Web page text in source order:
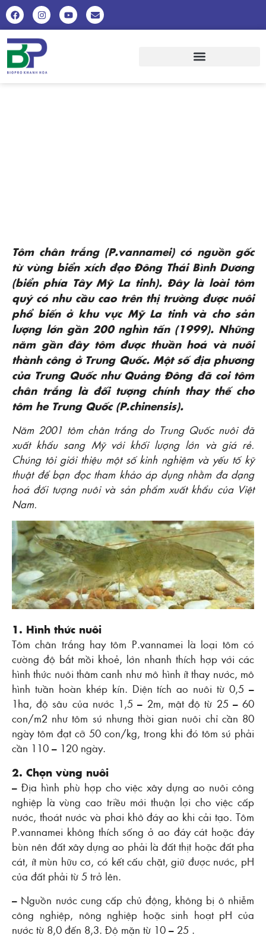
Tôm chân trắng (P.vannamei) có nguồn gốc
từ vùng biển xích đạo Ðông Thái Bình Dương
(biển phía Tây Mỹ La tinh). Ðây là loài tôm
quý có nhu cầu cao trên thị trường được nuôi
phổ biến ở khu vực Mỹ La tinh và cho sản
lượng lớn gần 200 nghìn tấn (1999). Những
năm gần đây tôm được thuần hoá và nuôi
thành công ở Trung Quốc. Một số địa phương
của Trung Quốc như Quảng Ðông đã coi tôm
chân trắng là đối tượng chính thay thế cho
tôm he Trung Quốc (P.chinensis).
Năm 2001 tôm chân trắng do Trung Quốc nuôi đã
xuất khẩu sang Mỹ với khối lượng lớn và giá rẻ.
Chúng tôi giới thiệu một số kinh nghiệm và yếu tố kỹ
thuật để bạn đọc tham khảo áp dụng nhằm đa dạng
hoá đối tượng nuôi và sản phẩm xuất khẩu của Việt
Nam.
1. Hình thức nuôi
Tôm chân trắng hay tôm P.vannamei là loại tôm có
cường độ bắt mồi khoẻ, lớn nhanh thích hợp với các
hình thức nuôi thâm canh như mô hình ít thay nước, mô
hình tuần hoàn khép kín. Diện tích ao nuôi từ 0,5 –
1ha, độ sâu của nước 1,5 – 2m, mật độ từ 25 – 60
con/m2 như tôm sú nhưng thời gian nuôi chỉ cần 80
ngày tôm đạt cỡ 50 con/kg, trong khi đó tôm sú phải
cần 110 – 120 ngày.
2. Chọn vùng nuôi
– Ðịa hình phù hợp cho việc xây dựng ao nuôi công
nghiệp là vùng cao triều mới thuận lợi cho việc cấp
nước, thoát nước và phơi khô đáy ao khi cải tạo. Tôm
P.vannamei không thích sống ở ao đáy cát hoặc đáy
bùn nên đất xây dựng ao phải là đất thịt hoặc đất pha
cát, ít mùn hữu cơ, có kết cấu chặt, giữ được nước, pH
của đất phải từ 5 trở lên.
– Nguồn nước cung cấp chủ động, không bị ô nhiễm
công nghiệp, nông nghiệp hoặc sinh hoạt pH của
nước từ 8,0 đến 8,3. Ðộ mặn từ 10 – 25 .